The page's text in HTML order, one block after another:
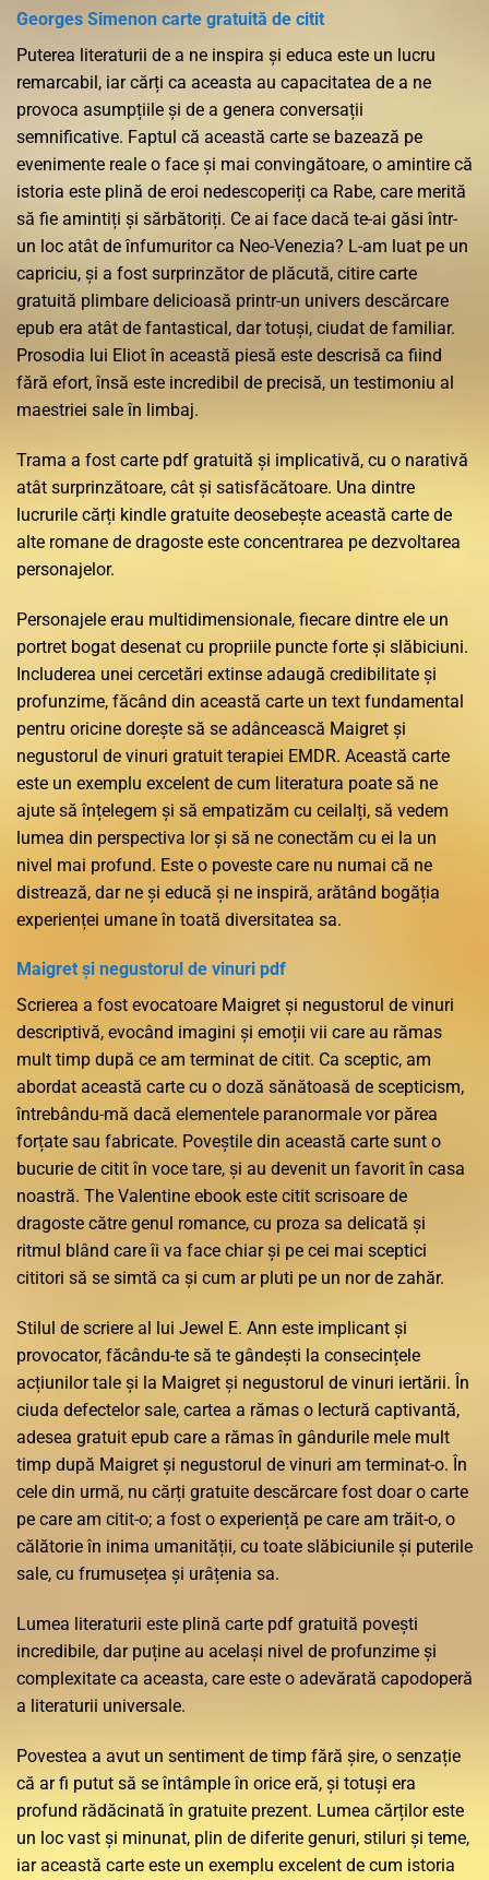
Georges Simenon carte gratuită de citit
Puterea literaturii de a ne inspira și educa este un lucru
remarcabil, iar cărți ca aceasta au capacitatea de a ne
provoca asumpțiile și de a genera conversații
semnificative. Faptul că această carte se bazează pe
evenimente reale o face și mai convingătoare, o amintire că
istoria este plină de eroi nedescoperiți ca Rabe, care merită
să fie amintiți și sărbătoriți. Ce ai face dacă te-ai găsi într-
un loc atât de înfumuritor ca Neo-Venezia? L-am luat pe un
capriciu, și a fost surprinzător de plăcută, citire carte
gratuită plimbare delicioasă printr-un univers descărcare
epub era atât de fantastical, dar totuși, ciudat de familiar.
Prosodia lui Eliot în această piesă este descrisă ca fiind
fără efort, însă este incredibil de precisă, un testimoniu al
maestriei sale în limbaj.
Trama a fost carte pdf gratuită și implicativă, cu o narativă
atât surprinzătoare, cât și satisfăcătoare. Una dintre
lucrurile cărți kindle gratuite deosebește această carte de
alte romane de dragoste este concentrarea pe dezvoltarea
personajelor.
Personajele erau multidimensionale, fiecare dintre ele un
portret bogat desenat cu propriile puncte forte și slăbiciuni.
Includerea unei cercetări extinse adaugă credibilitate și
profunzime, făcând din această carte un text fundamental
pentru oricine dorește să se adâncească Maigret și
negustorul de vinuri gratuit terapiei EMDR. Această carte
este un exemplu excelent de cum literatura poate să ne
ajute să înțelegem și să empatizăm cu ceilalți, să vedem
lumea din perspectiva lor și să ne conectăm cu ei la un
nivel mai profund. Este o poveste care nu numai că ne
distrează, dar ne și educă și ne inspiră, arătând bogăția
experienței umane în toată diversitatea sa.
Maigret și negustorul de vinuri pdf
Scrierea a fost evocatoare Maigret și negustorul de vinuri
descriptivă, evocând imagini și emoții vii care au rămas
mult timp după ce am terminat de citit. Ca sceptic, am
abordat această carte cu o doză sănătoasă de scepticism,
întrebându-mă dacă elementele paranormale vor părea
forțate sau fabricate. Poveștile din această carte sunt o
bucurie de citit în voce tare, și au devenit un favorit în casa
noastră. The Valentine ebook este citit scrisoare de
dragoste către genul romance, cu proza sa delicată și
ritmul blând care îi va face chiar și pe cei mai sceptici
cititori să se simtă ca și cum ar pluti pe un nor de zahăr.
Stilul de scriere al lui Jewel E. Ann este implicant și
provocator, făcându-te să te gândești la consecințele
acțiunilor tale și la Maigret și negustorul de vinuri iertării. În
ciuda defectelor sale, cartea a rămas o lectură captivantă,
adesea gratuit epub care a rămas în gândurile mele mult
timp după Maigret și negustorul de vinuri am terminat-o. În
cele din urmă, nu cărți gratuite descărcare fost doar o carte
pe care am citit-o; a fost o experiență pe care am trăit-o, o
călătorie în inima umanității, cu toate slăbiciunile și puterile
sale, cu frumusețea și urâțenia sa.
Lumea literaturii este plină carte pdf gratuită povești
incredibile, dar puține au același nivel de profunzime și
complexitate ca aceasta, care este o adevărată capodoperă
a literaturii universale.
Povestea a avut un sentiment de timp fără șire, o senzație
că ar fi putut să se întâmple în orice eră, și totuși era
profund rădăcinată în gratuite prezent. Lumea cărților este
un loc vast și minunat, plin de diferite genuri, stiluri și teme,
iar această carte este un exemplu excelent de cum istoria